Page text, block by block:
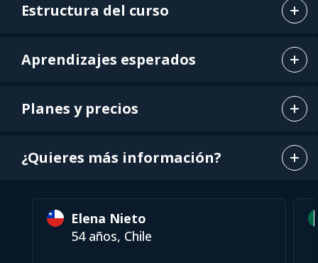
Estructura del curso
Aprendizajes esperados
Planes y precios
¿Quieres más información?
Elena Nieto
54 años, Chile